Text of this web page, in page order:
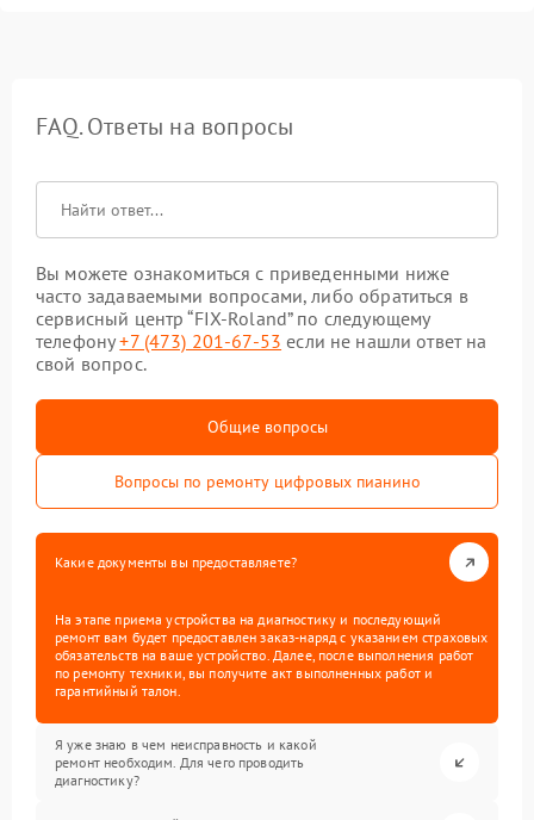
FAQ. Ответы на вопросы
Вы можете ознакомиться с приведенными ниже
часто задаваемыми вопросами, либо обратиться в
сервисный центр “FIX-Roland” по следующему
телефону+7 (473) 201-67-53 если не нашли ответ на
свой вопрос.
Общие вопросы
Вопросы по ремонту цифровых пианино
Какие документы вы предоставляете?
На этапе приема устройства на диагностику и последующий
ремонт вам будет предоставлен заказ-наряд с указанием страховых
обязательств на ваше устройство. Далее, после выполнения работ
по ремонту техники, вы получите акт выполненных работ и
гарантийный талон.
Я уже знаю в чем неисправность и какой
ремонт необходим. Для чего проводить
диагностику?